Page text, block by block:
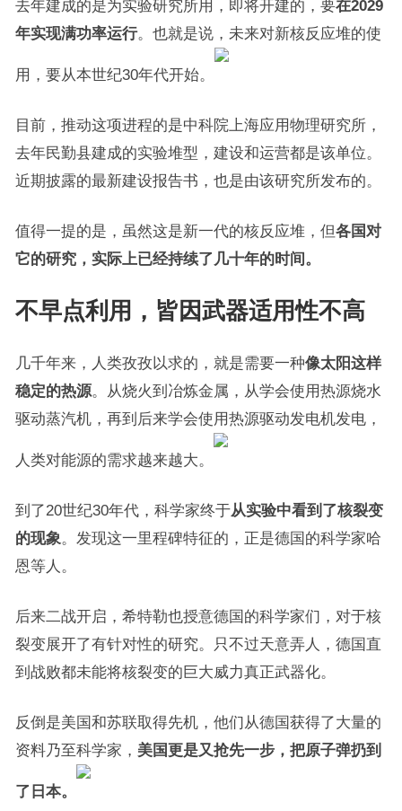
去年建成的是为实验研究所用，即将开建的，要在2029
年实现满功率运行。也就是说，未来对新核反应堆的使
用，要从本世纪30年代开始。
目前，推动这项进程的是中科院上海应用物理研究所，
去年民勤县建成的实验堆型，建设和运营都是该单位。
近期披露的最新建设报告书，也是由该研究所发布的。
值得一提的是，虽然这是新一代的核反应堆，但各国对
它的研究，实际上已经持续了几十年的时间。
不早点利用，皆因武器适用性不高
几千年来，人类孜孜以求的，就是需要一种像太阳这样
稳定的热源。从烧火到冶炼金属，从学会使用热源烧水
驱动蒸汽机，再到后来学会使用热源驱动发电机发电，
人类对能源的需求越来越大。
到了20世纪30年代，科学家终于从实验中看到了核裂变
的现象 。发现这一里程碑特征的，正是德国的科学家哈
恩等人。
后来二战开启，希特勒也授意德国的科学家们，对于核
裂变展开了有针对性的研究。只不过天意弄人，德国直
到战败都未能将核裂变的巨大威力真正武器化。
反倒是美国和苏联取得先机，他们从德国获得了大量的
资料乃至科学家， 美国更是又抢先一步，把原子弹扔到
了日本。